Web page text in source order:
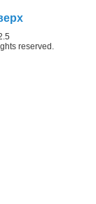
reserved.